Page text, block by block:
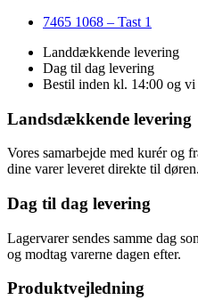
7465 1068 – Tast 1
Landdækkende levering
Dag til dag levering
Bestil inden kl. 14:00 og vi
Landsdækkende levering
Vores samarbejde med kurér og
dine varer leveret direkte til døren.
Dag til dag levering
Lagervarer sendes samme dag
og modtag varerne dagen efter.
Produktvejledning